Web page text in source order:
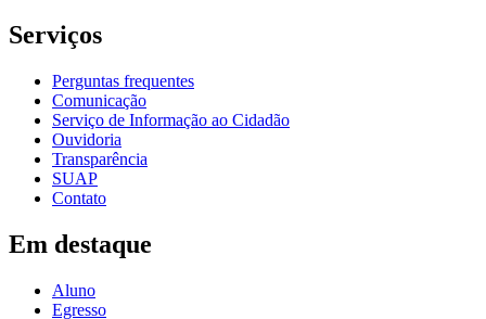
Serviços
Perguntas frequentes
Comunicação
Serviço de Informação ao Cidadão
Ouvidoria
Transparência
SUAP
Contato
Em destaque
Aluno
Egresso